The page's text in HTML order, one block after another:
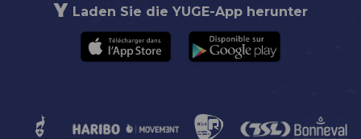
Laden Sie die YUGE-App herunter